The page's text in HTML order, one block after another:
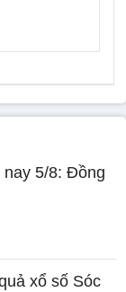
nay 5/8: Đồng
xổ số Sóc